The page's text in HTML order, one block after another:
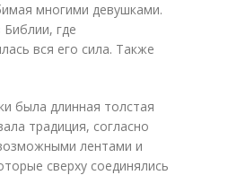
многими девушками.
где
вся его сила. Также
была длинная толстая
традиция, согласно
лентами и
сверху соединялись